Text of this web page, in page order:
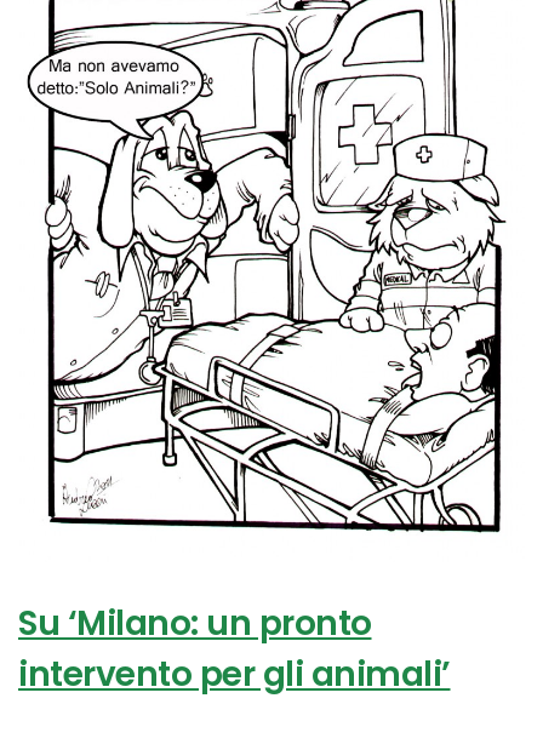
Su ‘Milano: un pronto
intervento per gli animali’